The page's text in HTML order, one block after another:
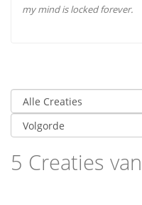
my mind is locked forever.
5 Creaties